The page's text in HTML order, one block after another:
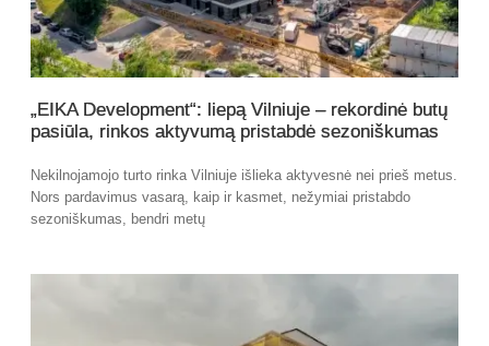
„EIKA Development“: liepą Vilniuje – rekordinė butų
pasiūla, rinkos aktyvumą pristabdė sezoniškumas
Nekilnojamojo turto rinka Vilniuje išlieka aktyvesnė nei prieš metus.
Nors pardavimus vasarą, kaip ir kasmet, nežymiai pristabdo
sezoniškumas, bendri metų